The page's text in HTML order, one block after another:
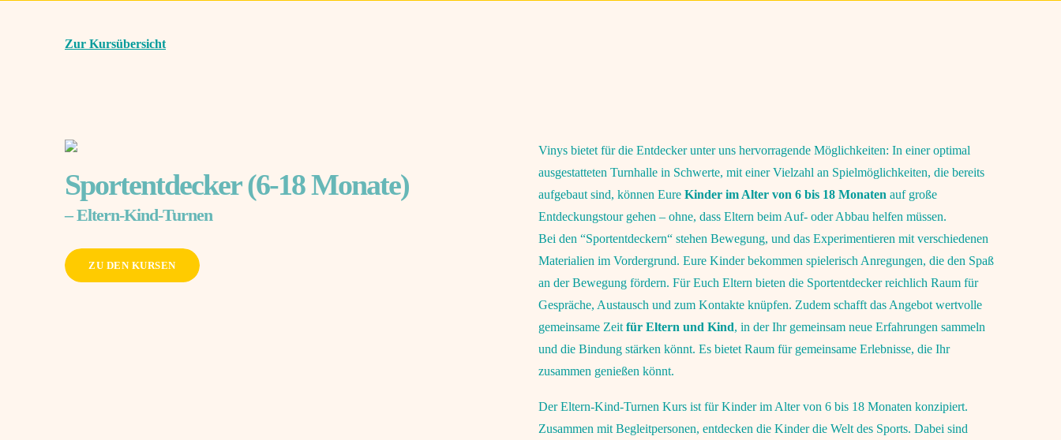
Zur Kursübersicht
Sportentdecker (6-18 Monate)
– Eltern-Kind-Turnen
ZU DEN KURSEN
Vinys bietet für die Entdecker unter uns hervorragende Möglichkeiten: In einer optimal
ausgestatteten Turnhalle in Schwerte, mit einer Vielzahl an Spielmöglichkeiten, die bereits
aufgebaut sind, können Eure Kinder im Alter von 6 bis 18 Monaten auf große
Entdeckungstour gehen – ohne, dass Eltern beim Auf- oder Abbau helfen müssen.
Bei den “Sportentdeckern“ stehen Bewegung, und das Experimentieren mit verschiedenen
Materialien im Vordergrund. Eure Kinder bekommen spielerisch Anregungen, die den Spaß
an der Bewegung fördern. Für Euch Eltern bieten die Sportentdecker reichlich Raum für
Gespräche, Austausch und zum Kontakte knüpfen. Zudem schafft das Angebot wertvolle
gemeinsame Zeit für Eltern und Kind, in der Ihr gemeinsam neue Erfahrungen sammeln
und die Bindung stärken könnt. Es bietet Raum für gemeinsame Erlebnisse, die Ihr
zusammen genießen könnt.
Der Eltern-Kind-Turnen Kurs ist für Kinder im Alter von 6 bis 18 Monaten konzipiert.
Zusammen mit Begleitpersonen, entdecken die Kinder die Welt des Sports. Dabei sind